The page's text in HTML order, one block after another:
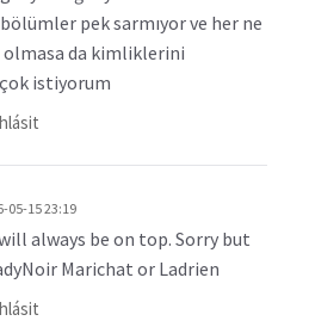
pek sarmıyor ve her ne
olmasa da kimliklerini
istiyorum
05-15 23:19
always be on top. Sorry but
Marichat or Ladrien